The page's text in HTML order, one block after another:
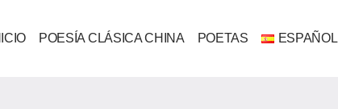
POESÍA CLÁSICA CHINA POETAS ESPAÑOL